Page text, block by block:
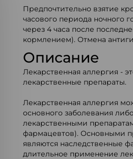
Предпочтительно взятие
часового периода ночного
через 4 часа после
кормлением). Отмена
Описание
Лекарственная аллергия -
лекарственные препараты.
Лекарственная аллергия
основного заболевания
лекарственными
фармацевтов). Основными
являются наследственные
длительное применение